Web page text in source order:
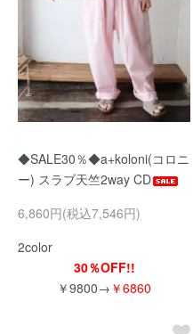
◆SALE30％◆a+koloni(コロニ
ー) スラブ天竺2way CD
6,860円(税込7,546円)
2color
30％OFF!!
￥9800→ ￥6860